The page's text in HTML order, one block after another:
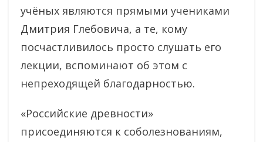
учëных являются прямыми учениками
Дмитрия Глебовича, а те, кому
посчастливилось просто слушать его
лекции, вспоминают об этом с
непреходящей благодарностью.
«Российские древности»
присоединяются к соболезнованиям,